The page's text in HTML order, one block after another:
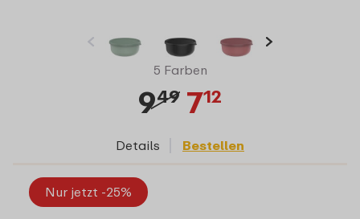
5 Farben
949 712
Details Bestellen
Nur jetzt -25%